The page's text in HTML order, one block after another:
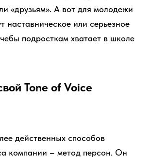
«друзьям». А вот для молодежи
наставническое или серьезное
подросткам хватает в школе
Tone of Voice
действенных способов
компании – метод персон. Он